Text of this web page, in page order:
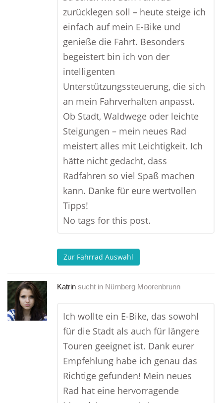
zurücklegen soll – heute steige ich
einfach auf mein E-Bike und
genieße die Fahrt. Besonders
begeistert bin ich von der
intelligenten
Unterstützungssteuerung, die sich
an mein Fahrverhalten anpasst.
Ob Stadt, Waldwege oder leichte
Steigungen – mein neues Rad
meistert alles mit Leichtigkeit. Ich
hätte nicht gedacht, dass
Radfahren so viel Spaß machen
kann. Danke für eure wertvollen
Tipps!
No tags for this post.
Zur Fahrrad Auswahl
Katrin sucht in Nürnberg Moorenbrunn
Ich wollte ein E-Bike, das sowohl
für die Stadt als auch für längere
Touren geeignet ist. Dank eurer
Empfehlung habe ich genau das
Richtige gefunden! Mein neues
Rad hat eine hervorragende